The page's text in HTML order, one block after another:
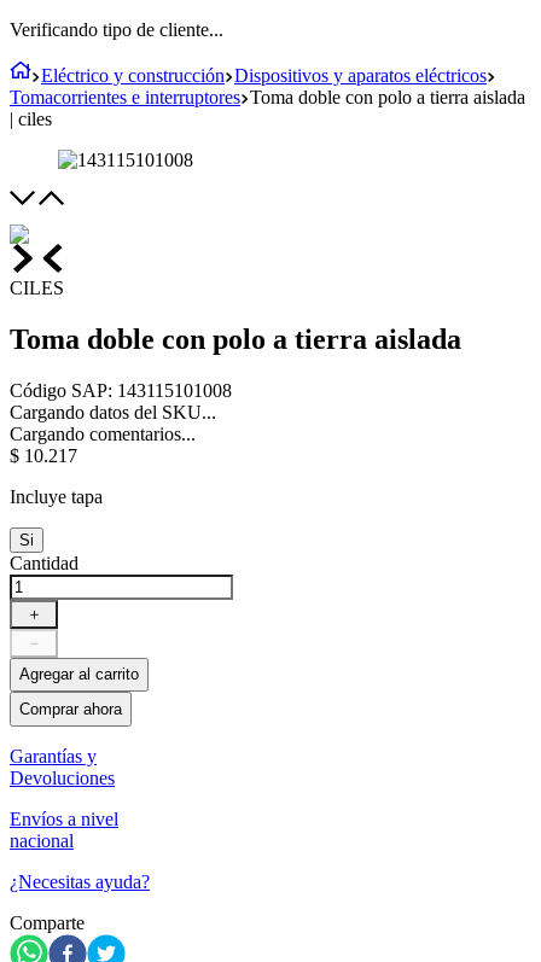
Verificando tipo de cliente...
Eléctrico y construcción Dispositivos y aparatos eléctricos
Tomacorrientes e interruptores Toma doble con polo a tierra aislada
| ciles
CILES
Toma doble con polo a tierra aislada
Código SAP: 143115101008
Cargando datos del SKU...
Cargando comentarios...
$ 10.217
Incluye tapa
Si
Cantidad
＋
－
Agregar al carrito
Comprar ahora
Garantías y
Devoluciones
Envíos a nivel
nacional
¿Necesitas ayuda?
Comparte